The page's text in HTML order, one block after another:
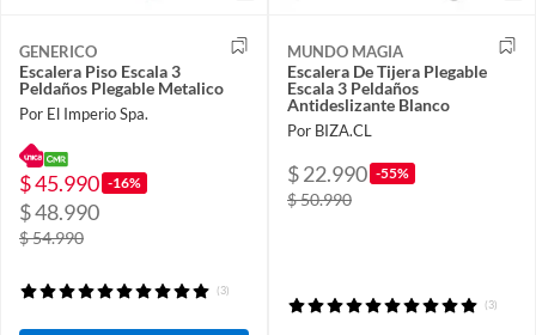
GENERICO
Escalera Piso Escala 3
Peldaños Plegable Metalico
Por El Imperio Spa.
$ 45.990 -16%
$ 48.990
$ 54.990
(3)
MUNDO MAGIA
Escalera De Tijera Plegable
Escala 3 Peldaños
Antideslizante Blanco
Por BIZA.CL
$ 22.990 -55%
$ 50.990
(3)